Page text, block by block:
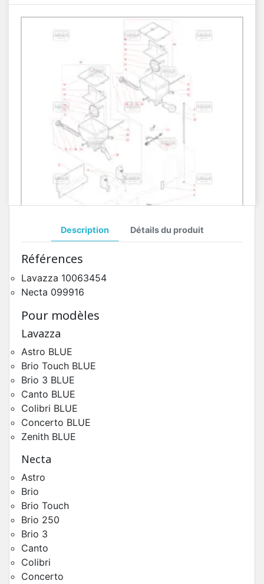
Pièces Détachées Distributeur Automatique
Châssis Lavazza Concerto BLUE
Pièces Détachées Distributeur Automatique
Description Détails du produit
Références
Lavazza 10063454
Necta 099916
Pour modèles
Lavazza
Astro BLUE
Brio Touch BLUE
Brio 3 BLUE
Canto BLUE
Colibri BLUE
Concerto BLUE
Zenith BLUE
Necta
Astro
Brio
Brio Touch
Brio 250
Brio 3
Canto
Colibri
Concerto